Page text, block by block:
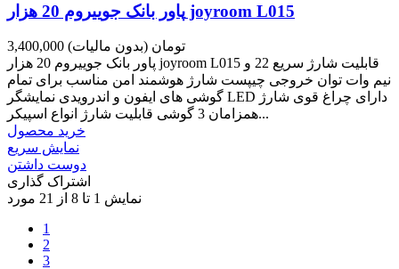
پاور بانک جوییروم 20 هزار joyroom L015
3,400,000 تومان (بدون مالیات)
پاور بانک جوییروم 20 هزار joyroom L015 قابلیت شارژ سریع 22 و
نیم وات توان خروجی چیپست شارژ هوشمند امن مناسب برای تمام
گوشی های ایفون و اندرویدی نمایشگر LED دارای چراغ قوی شارژ
همزامان 3 گوشی قابلیت شارژ انواع اسپیکر...
خرید محصول
نمایش سریع
دوست داشتن
اشتراک گذاری
نمایش 1 تا 8 از 21 مورد
1
2
3